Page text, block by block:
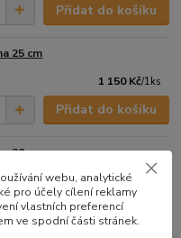
Přidat do košíku
25 cm
1 150 Kč/1ks
Přidat do košíku
30 cm
1 150 Kč
Přidat do košíku
webu, analytické
pro účely cílení reklamy
vlastních preferencí
ve spodní části stránek.